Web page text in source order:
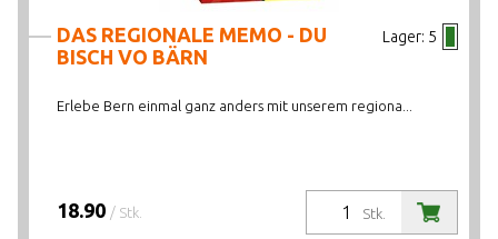
Lager: 5
DAS REGIONALE MEMO - DU
BISCH VO BÄRN
Erlebe Bern einmal ganz anders mit unserem regiona...
Stk.
18.90 / Stk.